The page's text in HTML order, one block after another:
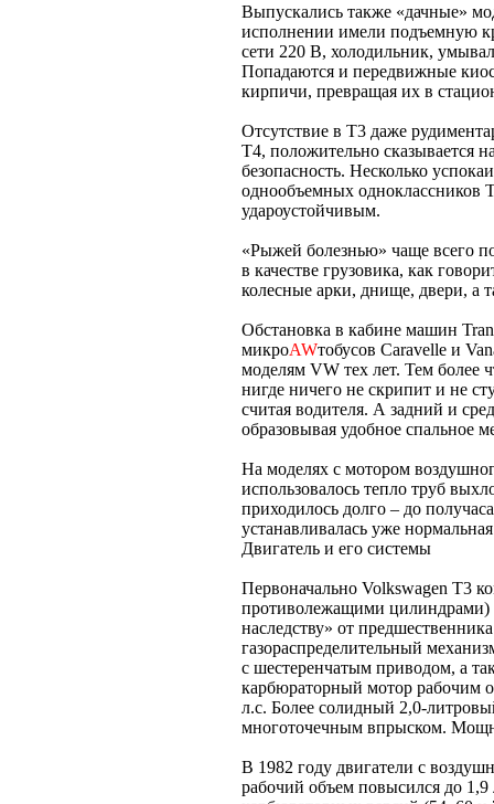
Выпускались также «дачные»
исполнении имели подъемную
сети 220 В, холодильник,
Попадаются и передвижные
кирпичи, превращая их в
Отсутствие в T3 даже
Т4, положительно сказывается
безопасность. Несколько
однообъемных одноклассников
удароустойчивым.
«Рыжей болезнью» чаще всего
в качестве грузовика, как
колесные арки, днище, двери, а
Обстановка в кабине машин
микроAWтобусов Caravelle и
моделям VW тех лет. Тем более
нигде ничего не скрипит и не
считая водителя. А задний и
образовывая удобное спальное
На моделях с мотором
использовалось тепло труб
приходилось долго – до
устанавливалась уже
Двигатель и его системы
Первоначально Volkswagen T3
противолежащими цилиндрами)
наследству» от
газораспределительный
с шестеренчатым приводом, а
карбюраторный мотор рабочим
л.с. Более солидный 2,0-
многоточечным впрыском.
В 1982 году двигатели с
рабочий объем повысился до